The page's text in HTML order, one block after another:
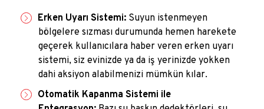
Erken Uyarı Sistemi: Suyun istenmeyen
bölgelere sızması durumunda hemen harekete
geçerek kullanıcılara haber veren erken uyarı
sistemi, siz evinizde ya da iş yerinizde yokken
dahi aksiyon alabilmenizi mümkün kılar.
Otomatik Kapanma Sistemi ile